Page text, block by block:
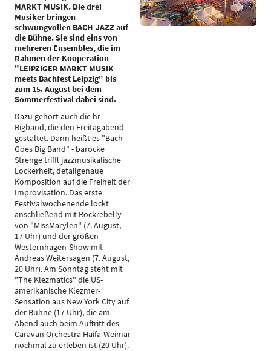
MARKT MUSIK. Die drei
Musiker bringen
schwungvollen BACH-JAZZ auf
die Bühne. Sie sind eins von
mehreren Ensembles, die im
Rahmen der Kooperation
"LEIPZIGER MARKT MUSIK
meets Bachfest Leipzig" bis
zum 15. August bei dem
Sommerfestival dabei sind.
Dazu gehört auch die hr-
Bigband, die den Freitagabend
gestaltet. Dann heißt es "Bach
Goes Big Band" - barocke
Strenge trifft jazzmusikalische
Lockerheit, detailgenaue
Komposition auf die Freiheit der
Improvisation. Das erste
Festivalwochenende lockt
anschließend mit Rockrebelly
von "MissMarylen" (7. August,
17 Uhr) und der großen
Westernhagen-Show mit
Andreas Weitersagen (7. August,
20 Uhr). Am Sonntag steht mit
"The Klezmatics" die US-
amerikanische Klezmer-
Sensation aus New York City auf
der Bühne (17 Uhr), die am
Abend auch beim Auftritt des
Caravan Orchestra Haifa-Weimar
nochmal zu erleben ist (20 Uhr).